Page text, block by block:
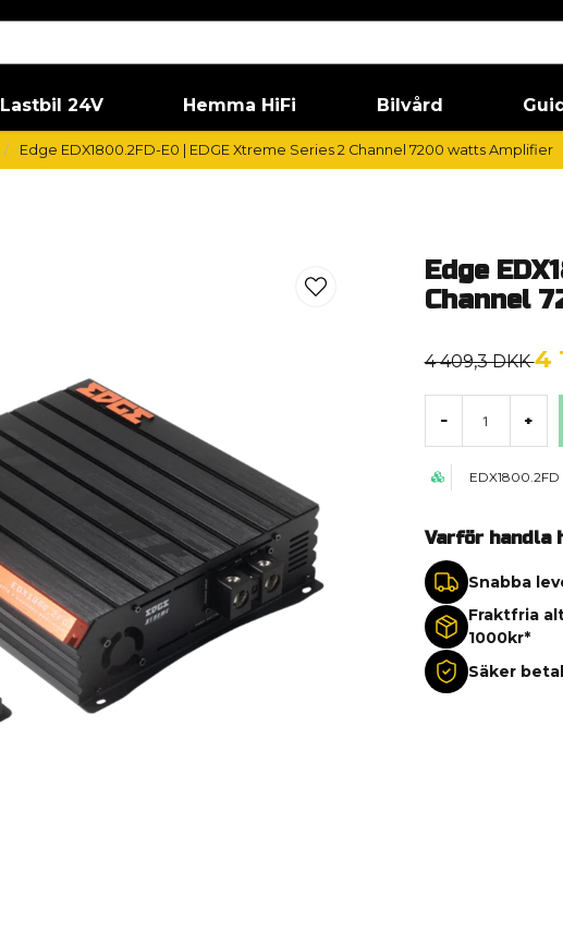
Lastbil 24V Hemma HiFi Bilvård
Edge EDX1800.2FD-E0 | EDGE Xtreme Series 2 Channel 7200 watts Amplifier
Edge
Channel
4 409,3 DKK4
- +
EDX1800.2FD
Varför handla
Snabba
Fraktfria
1000kr*
Säker